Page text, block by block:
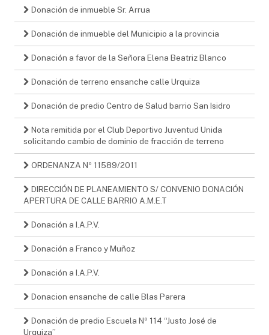
Donación de inmueble Sr. Arrua
Donación de inmueble del Municipio a la provincia
Donación a favor de la Señora Elena Beatriz Blanco
Donación de terreno ensanche calle Urquiza
Donación de predio Centro de Salud barrio San Isidro
Nota remitida por el Club Deportivo Juventud Unida
solicitando cambio de dominio de fracción de terreno
ORDENANZA Nº 11589/2011
DIRECCIÓN DE PLANEAMIENTO S/ CONVENIO DONACIÓN
APERTURA DE CALLE BARRIO A.M.E.T
Donación a I.A.P.V.
Donación a Franco y Muñoz
Donación a I.A.P.V.
Donacion ensanche de calle Blas Parera
Donación de predio Escuela Nº 114 “Justo José de
Urquiza”